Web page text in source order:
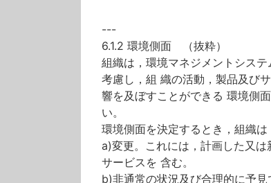
---
6.1.2 環境側面 （抜粋）
組織は，環境マネジメントシス
考慮し，組 織の活動，製品及び
響を及ぼすことができる 環境側
い。
環境側面を決定するとき，組織は
a)変更。これには，計画した又
サービスを 含む。
b)非通常の状況及び合理的に予